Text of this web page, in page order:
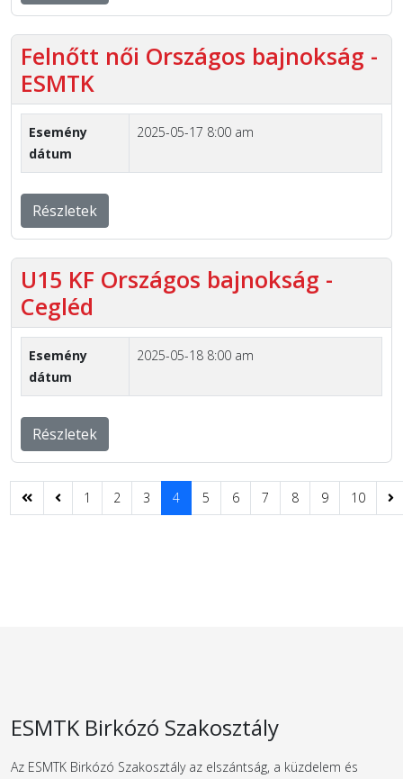
Felnőtt női Országos bajnokság -
ESMTK
Esemény
dátum
2025-05-17 8:00 am
Részletek
U15 KF Országos bajnokság -
Cegléd
Esemény
dátum
2025-05-18 8:00 am
Részletek
1 2 3 4 5 6 7 8 9 10
ESMTK Birkózó Szakosztály
Az ESMTK Birkózó Szakosztály az elszántság, a küzdelem és